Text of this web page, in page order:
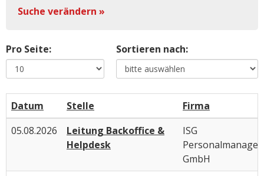
Suche verändern »
Pro Seite: Sortieren nach:
Datum Stelle
Firma
05.08.2026
Leitung Backoffice &
Helpdesk
ISG
GmbH